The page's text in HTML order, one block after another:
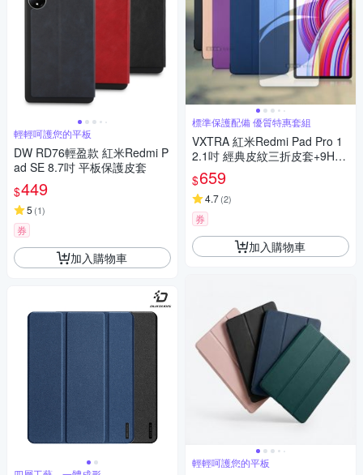
輕輕呵護您的平板
DW RD76輕盈款 紅米Redmi P
ad SE 8.7吋 平板保護皮套
$449
5 (1)
券
加入購物車
標準保護配備 優質特惠套組
VXTRA 紅米Redmi Pad Pro 1
2.1吋 經典皮紋三折皮套+9H鋼
化玻璃貼(合購價)
$659
4.7(2)
券
加入購物車
輕輕呵護您的平板